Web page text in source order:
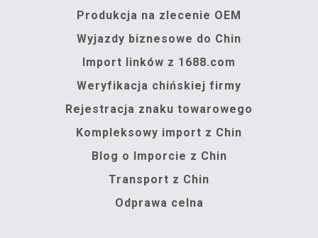
Produkcja na zlecenie OEM
Wyjazdy biznesowe do Chin
Import linków z 1688.com
Weryfikacja chińskiej firmy
Rejestracja znaku towarowego
Kompleksowy import z Chin
Blog o Imporcie z Chin
Transport z Chin
Odprawa celna